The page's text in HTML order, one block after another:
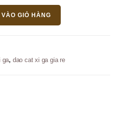
VÀO GIỎ HÀNG
ga, dao cat xi ga gia re